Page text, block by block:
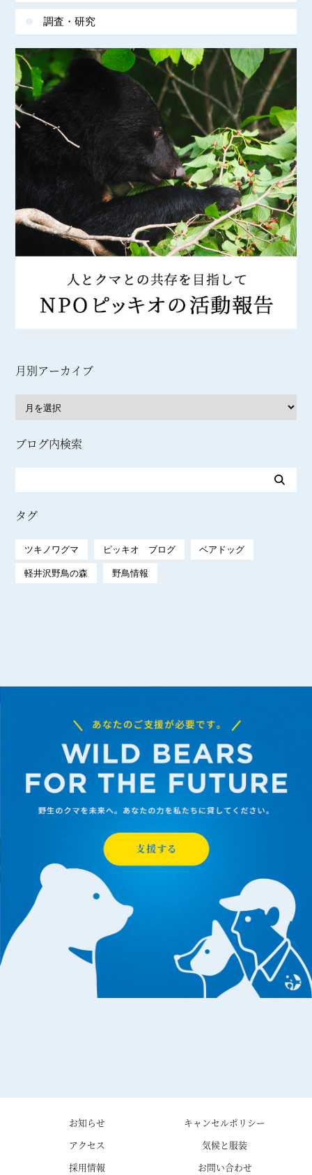
調査・研究
月別アーカイブ
ブログ内検索
タグ
ツキノワグマ ピッキオ ブログ ベアドッグ
軽井沢野鳥の森 野鳥情報
お知らせ
キャンセルポリシー
アクセス
気候と服装
採用情報
お問い合わせ